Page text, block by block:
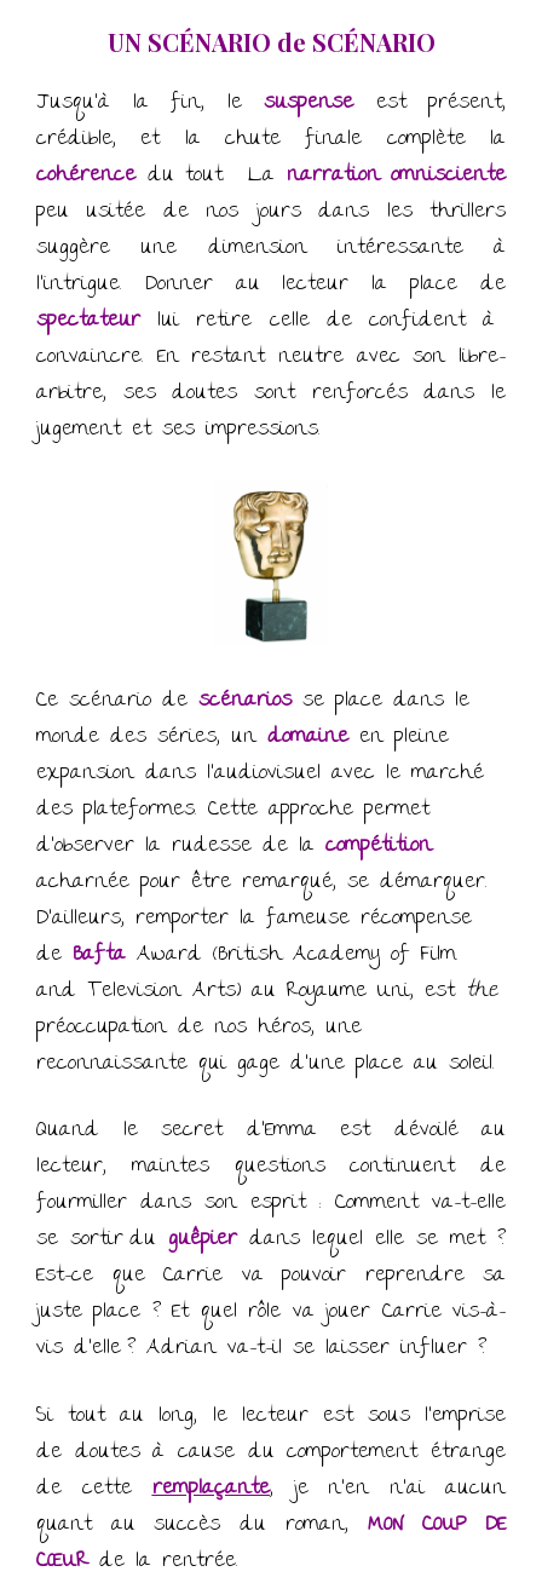
UN SCÉNARIO de SCÉNARIO
Jusqu’à la fin, le suspenseest présent,
crédible, et la chute finale complète la
cohérencedu tout. La narration omnisciente
peu usitée de nos jours dans les thrillers
suggère une dimension intéressante à
l’intrigue. Donner au lecteur la place de
spectateurlui retire celle de confident à
convaincre. En restant neutre avec son libre-
arbitre, ses doutes sont renforcés dans le
jugement et ses impressions.
Ce scénario de scénariosse place dans le
monde des séries, un domaineen pleine
expansion dans l’audiovisuel avec le marché
des plateformes. Cette approche permet
d’observer la rudesse de la compétition
acharnée pour être remarqué, se démarquer.
D’ailleurs, remporter la fameuse récompense
de Bafta Award (British Academy of Film
and Television Arts) au Royaume Uni, est the
préoccupation de nos héros, une
reconnaissante qui gage d’une place au soleil.
Quand le secret d’Emma est dévoilé au
lecteur, maintes questions continuent de
fourmiller dans son esprit : Comment va-t-elle
se sortir du guêpier dans lequel elle se met ?
Est-ce que Carrie va pouvoir reprendre sa
juste place ? Et quel rôle va jouer Carrie vis-à-
vis d’elle ? Adrian va-t-il se laisser influer ?
Si tout au long, le lecteur est sous l’emprise
de doutes à cause du comportement étrange
de cetteremplaçante, je n’en n’ai aucun
quant au succès du roman, MON COUP DE
CŒUR de la rentrée.